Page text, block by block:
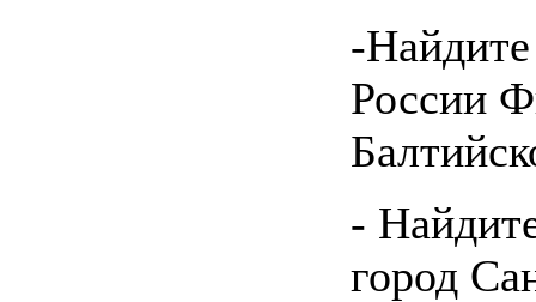
-Найдите
России
-
город